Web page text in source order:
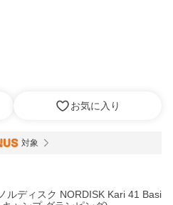
お気に入り
対象
ルディスク NORDISK Kari 41 Basi